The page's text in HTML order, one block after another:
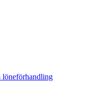
löneförhandling